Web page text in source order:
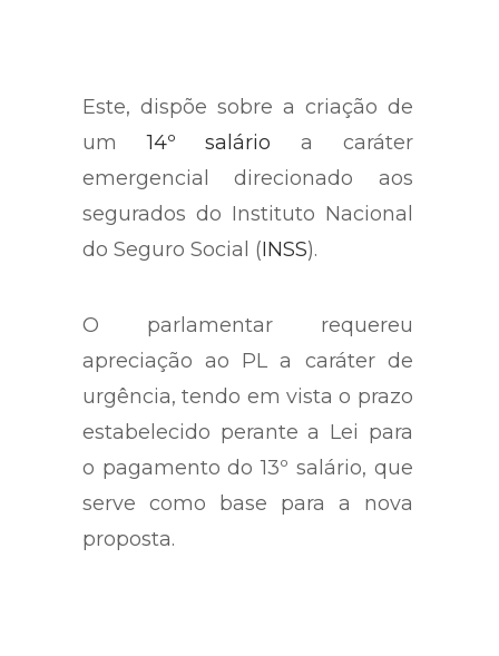
Este, dispõe sobre a criação de
um14º salárioa caráter
emergencial direcionado aos
segurados do Instituto Nacional
O parlamentar requereu
apreciação ao PL a caráter de
urgência, tendo em vista o prazo
estabelecido perante a Lei para
o pagamento do 13º salário, que
serve como base para a nova